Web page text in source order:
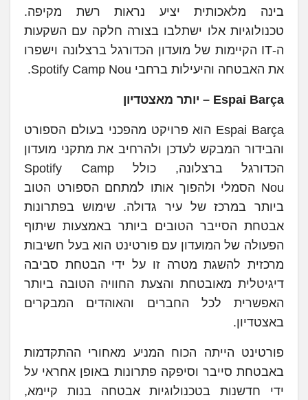
בינה מלאכותית יציע נראות רשת מקיפה.
טכנולוגיות אלו ישתלבו בצורה חלקה עם השקעות
ה-IT הקיימות של מועדון הכדורגל ברצלונה וישפרו
את האבטחה והיעילות ברחבי Spotify Camp Nou.
Espai Barça – יותר מאצטדיון
Espai Barça הוא פרויקט מהפכני בעולם הספורט
והבידור המבקש לעדכן ולהרחיב את מתקני מועדון
הכדורגל ברצלונה, כולל Spotify Camp
Nou הסמלי ולהפוך אותו למתחם הספורט הטוב
ביותר במרכז של עיר גדולה. שימוש בפתרונות
אבטחת הסייבר הטובים ביותר באמצעות שיתוף
הפעולה של המועדון עם פורטינט הוא בעל חשיבות
מרכזית להשגת מטרה זו על ידי הבטחת סביבה
דיגיטלית מאובטחת והצעת החוויה הטובה ביותר
האפשרית לכל החברים והאוהדים המבקרים
באצטדיון.
פורטינט הייתה הכוח המניע מאחורי ההתקדמות
באבטחת סייבר וסיפקה פתרונות באופן אחראי על
ידי חדשנות בטכנולוגיות אבטחה בנות קיימא,